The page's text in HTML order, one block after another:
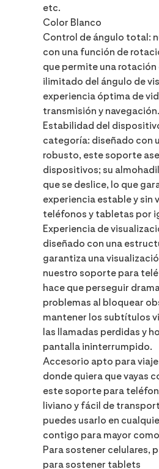
etc.
Color Blanco
Control de ángulo total:
con una función de
que permite una
ilimitado del ángulo de
experiencia óptima de
transmisión y navegación.
Estabilidad del
categoría: diseñado con
robusto, este soporte
dispositivos; su
que se deslice, lo que
experiencia estable y sin
teléfonos y tabletas por
Experiencia de
diseñado con una
garantiza una
nuestro soporte para
hace que perseguir
problemas al bloquear
mantener los subtítulos
las llamadas perdidas y
pantalla ininterrumpido.
Accesorio apto para
donde quiera que vayas
este soporte para
liviano y fácil de
puedes usarlo en
contigo para mayor
Para sostener celulares,
para sostener tablets